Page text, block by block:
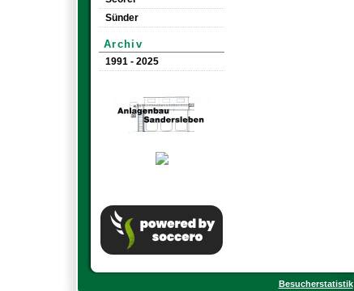
Sünder
Archiv
1991 - 2025
Besucherstatistik